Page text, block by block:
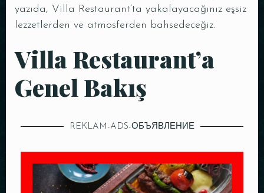
yazıda, Villa Restaurant’ta yakalayacağınız eşsiz
lezzetlerden ve atmosferden bahsedeceğiz.
Villa Restaurant’a
Genel Bakış
REKLAM-ADS-ОБЪЯВЛЕНИЕ